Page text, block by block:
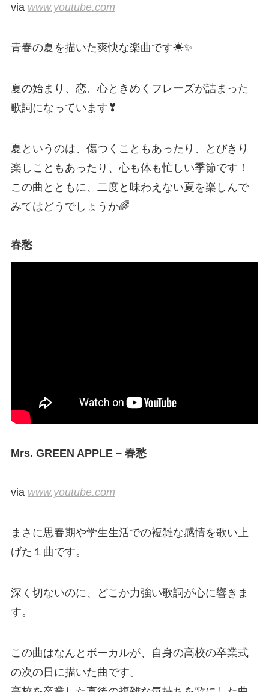
via www.youtube.com
青春の夏を描いた爽快な楽曲です☀✨
夏の始まり、恋、心ときめくフレーズが詰まった
歌詞になっています❣
夏というのは、傷つくこともあったり、とびきり
楽しこともあったり、心も体も忙しい季節です！
この曲とともに、二度と味わえない夏を楽しんで
みてはどうでしょうか🌈
春愁
Mrs. GREEN APPLE – 春愁
via www.youtube.com
まさに思春期や学生生活での複雑な感情を歌い上
げた１曲です。
深く切ないのに、どこか力強い歌詞が心に響きま
す。
この曲はなんとボーカルが、自身の高校の卒業式
の次の日に描いた曲です。